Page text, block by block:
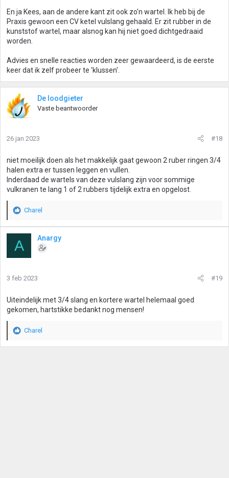
En ja Kees, aan de andere kant zit ook zo'n wartel. Ik heb bij de
Praxis gewoon een CV ketel vulslang gehaald. Er zit rubber in de
kunststof wartel, maar alsnog kan hij niet goed dichtgedraaid
worden.
Advies en snelle reacties worden zeer gewaardeerd, is de eerste
keer dat ik zelf probeer te 'klussen'.
De loodgieter
Vaste beantwoorder
26 jan 2023 #18
niet moeilijk doen als het makkelijk gaat gewoon 2 ruber ringen 3/4
halen extra er tussen leggen en vullen.
Inderdaad de wartels van deze vulslang zijn voor sommige
vulkranen te lang 1 of 2 rubbers tijdelijk extra en opgelost.
W
a
d
e
i
g
e
Charel
A Anargy
3 feb 2023 #19
Uiteindelijk met 3/4 slang en kortere wartel helemaal goed
gekomen, hartstikke bedankt nog mensen!
W
Charel